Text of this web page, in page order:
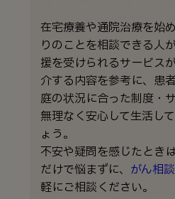
在宅療養や通院治療を始
りのことを相談できる人
援を受けられるサービス
介する内容を参考に、患
庭の状況に合った制度・
無理なく安心して生活し
ょう。
不安や疑問を感じたとき
だけで悩まずに、 がん相
軽にご相談ください。